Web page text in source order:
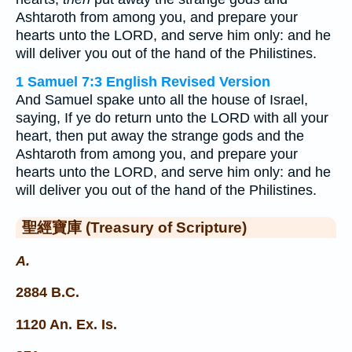
Ashtaroth from among you, and prepare your
hearts unto the LORD, and serve him only: and he
will deliver you out of the hand of the Philistines.
1 Samuel 7:3 English Revised Version
And Samuel spake unto all the house of Israel,
saying, If ye do return unto the LORD with all your
heart, then put away the strange gods and the
Ashtaroth from among you, and prepare your
hearts unto the LORD, and serve him only: and he
will deliver you out of the hand of the Philistines.
聖經寶庫 (Treasury of Scripture)
A.
2884 B.C.
1120 An. Ex. Is.